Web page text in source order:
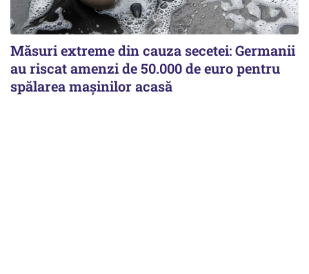
Măsuri extreme din cauza secetei: Germanii
au riscat amenzi de 50.000 de euro pentru
spălarea mașinilor acasă